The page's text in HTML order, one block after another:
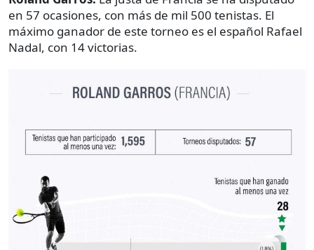
en 57 ocasiones, con más de mil 500 tenistas. El
máximo ganador de este torneo es el español Rafael
Nadal, con 14 victorias.